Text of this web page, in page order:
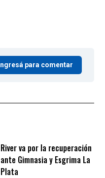
Ingresá para comentar
River va por la recuperación
ante Gimnasia y Esgrima La
Plata